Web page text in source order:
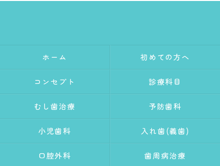
ホーム 初めての方へ
コンセプト 診療科目
むし歯治療 予防歯科
小児歯科 入れ歯(義歯)
口腔外科 歯周病治療